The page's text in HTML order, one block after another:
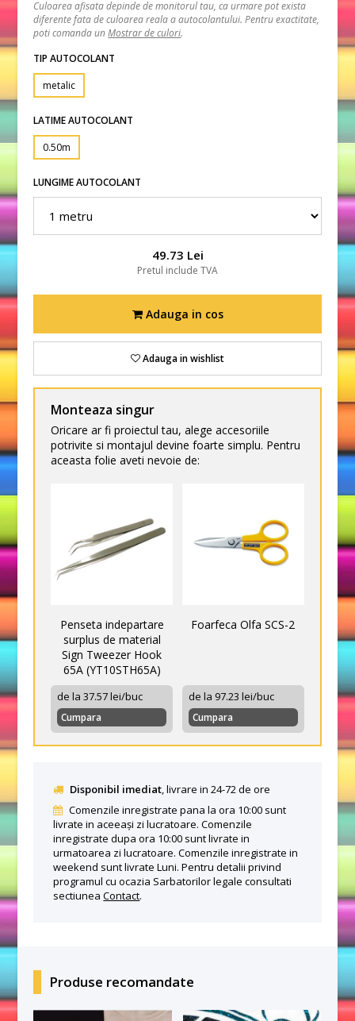
Culoarea afisata depinde de monitorul tau, ca urmare pot exista
diferente fata de culoarea reala a autocolantului. Pentru exactitate,
poti comanda unMostrar de culori.
TIP AUTOCOLANT
metalic
LATIME AUTOCOLANT
0.50m
LUNGIME AUTOCOLANT
49.73 Lei
Pretul include TVA
Adauga in cos
Adauga in wishlist
Monteaza singur
Oricare ar fi proiectul tau, alege accesoriile
potrivite si montajul devine foarte simplu. Pentru
aceasta folie aveti nevoie de:
Penseta indepartare
surplus de material
Sign Tweezer Hook
65A (YT10STH65A)
de la 37.57 lei/buc
Cumpara
Foarfeca Olfa SCS-2
de la 97.23 lei/buc
Cumpara
Disponibil imediat, livrare in 24-72 de ore
Comenzile inregistrate pana la ora 10:00 sunt
livrate in aceeași zi lucratoare. Comenzile
inregistrate dupa ora 10:00 sunt livrate in
urmatoarea zi lucratoare. Comenzile inregistrate in
weekend sunt livrate Luni. Pentru detalii privind
programul cu ocazia Sarbatorilor legale consultati
sectiuneaContact.
Produse recomandate